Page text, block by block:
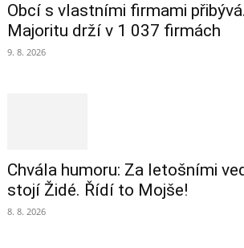
Obcí s vlastními firmami přibývá.
Majoritu drží v 1 037 firmách
9. 8. 2026
Chvála humoru: Za letošními
stojí Židé. Řídí to Mojše!
8. 8. 2026